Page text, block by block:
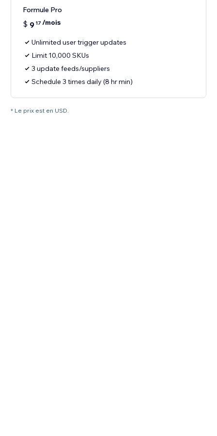
Formule Pro
$ 9 17 /mois
Unlimited user trigger updates
Limit 10,000 SKUs
3 update feeds/suppliers
Schedule 3 times daily (8 hr min)
* Le prix est en USD.